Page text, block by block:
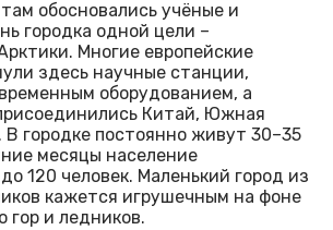
обосновались учёные и
городка одной цели –
Многие европейские
здесь научные станции,
оборудованием, а
Китай, Южная
В городке постоянно живут 30–35
месяцы население
120 человек. Маленький город из
кажется игрушечным на фоне
гор и ледников.